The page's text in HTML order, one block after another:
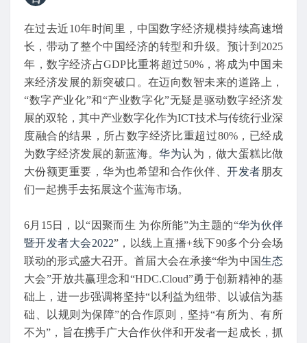
在过去近10年时间里，中国数字经济规模持续高速增
长，带动了整个中国经济的转型和升级。预计到2025
年，数字经济占GDP比重将超过50%，将成为中国未
来经济发展的新突破口。在迈向数智未来的道路上，
“数字产业化”和“产业数字化”无疑是驱动数字经济发
展的双轮，其中产业数字化作为ICT技术与传统行业深
度融合的结果，所占数字经济比重超过80%，已经成
为数字经济发展的新蓝海。华为认为，做大蛋糕比做
大份额更重要，华为也希望和合作伙伴、开发者朋友
们一起携手去拓展这个蓝海市场。
6月15日，以“因聚而生 为你所能”为主题的“华为伙伴
暨开发者大会2022”，以线上直播+线下90多个分会场
联动的形式盛大召开。首届大会在承接“华为中国生态
大会”开放共赢理念和“HDC.Cloud”勇于创新精神的基
础上，进一步强调将坚持“以利益为纽带、以诚信为基
础、以规则为保障”的合作原则，坚持“有所为、有所
不为”，旨在携手广大合作伙伴和开发者一起成长，抓